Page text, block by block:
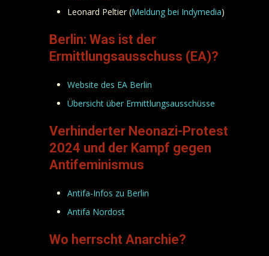
Leonard Peltier (Meldung bei Indymedia)
Berlin: Was ist der
Ermittlungsausschuss (EA)?
Website des EA Berlin
Übersicht über Ermittlungsausschüsse
Verhinderter Neonazi-Protest
2024 und der Kampf gegen
Antifeminismus
Antifa-Infos zu Berlin
Antifa Nordost
Wo herrscht Anarchie?